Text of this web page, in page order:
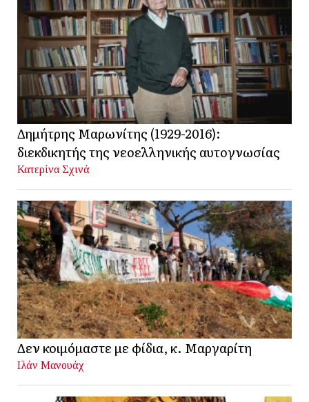
Δημήτρης Μαρωνίτης (1929-2016):
διεκδικητής της νεοελληνικής αυτογνωσίας
Κατερίνα Σχινά
Δεν κοιμόμαστε με φίδια, κ. Μαργαρίτη
Ιλάν Μανουάχ